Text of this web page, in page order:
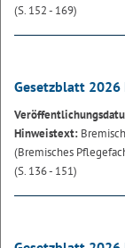
(S. 152 - 169)
Gesetzblatt 2026
Hinweistext:
(Bremisches
(S. 136 - 151)